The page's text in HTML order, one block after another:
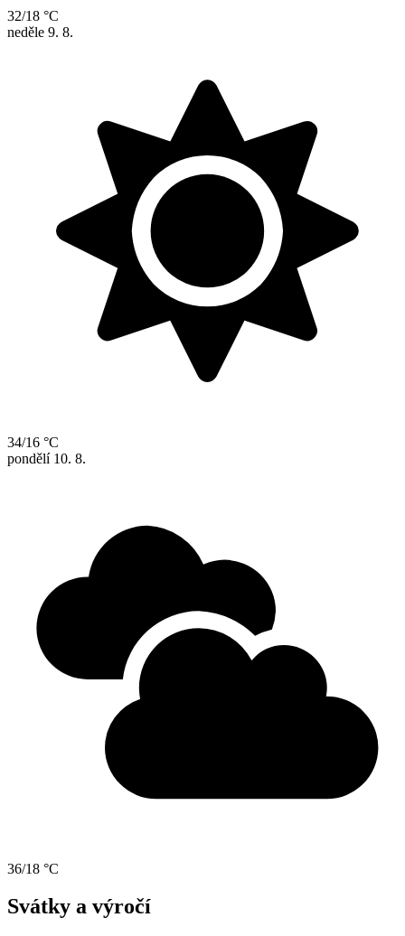
32/18 °C
neděle 9. 8.
34/16 °C
pondělí 10. 8.
36/18 °C
Svátky a výročí